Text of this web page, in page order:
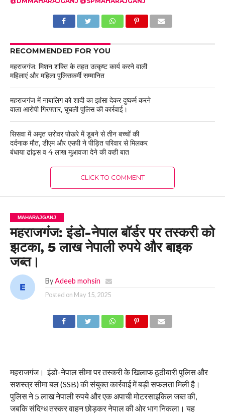
RECOMMENDED FOR YOU
महराजगंज: मिशन शक्ति के तहत उत्कृष्ट कार्य करने वाली
महिलाएं और महिला पुलिसकर्मी सम्मानित
महराजगंज में नाबालिग को शादी का झांसा देकर दुष्कर्म करने
वाला आरोपी गिरफ्तार, घुघली पुलिस की कार्रवाई।
सिसवा में अमृत सरोवर पोखरे में डूबने से तीन बच्चों की
दर्दनाक मौत, डीएम और एसपी ने पीड़ित परिवार से मिलकर
बंधाया ढांढ़स व 4 लाख मुआवजा देने की कही बात
CLICK TO COMMENT
MAHARAJGANJ
महराजगंज: इंडो-नेपाल बॉर्डर पर तस्करी को
झटका, 5 लाख नेपाली रुपये और बाइक
जब्त।
By Adeeb mohsin
Posted on May 15, 2025
महराजगंज। इंडो-नेपाल सीमा पर तस्करी के खिलाफ ठूठीबारी पुलिस और
सशस्त्र सीमा बल (SSB) की संयुक्त कार्रवाई में बड़ी सफलता मिली है।
पुलिस ने 5 लाख नेपाली रुपये और एक अपाची मोटरसाइकिल जब्त की,
जबकि संदिग्ध तस्कर वाहन छोड़कर नेपाल की ओर भाग निकला। यह